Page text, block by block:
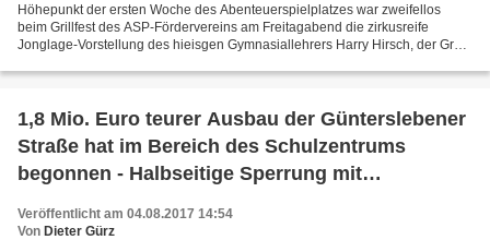
Höhepunkt der ersten Woche des Abenteuerspielplatzes war zweifellos
beim Grillfest des ASP-Fördervereins am Freitagabend die zirkusreife
Jonglage-Vorstellung des hieisgen Gymnasiallehrers Harry Hirsch, der Groß
1,8 Mio. Euro teurer Ausbau der Günterslebener
Straße hat im Bereich des Schulzentrums
begonnen - Halbseitige Sperrung mit
Veröffentlicht am 04.08.2017 14:54
Von Dieter Gürz